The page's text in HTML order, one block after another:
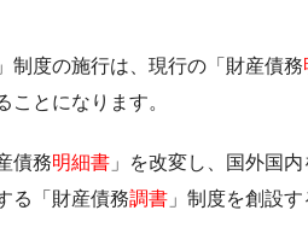
制度の施行は、現行の「財産債務
とになります。
債務明細書 」を改変し、国外国内
る「財産債務調書 」制度を創設